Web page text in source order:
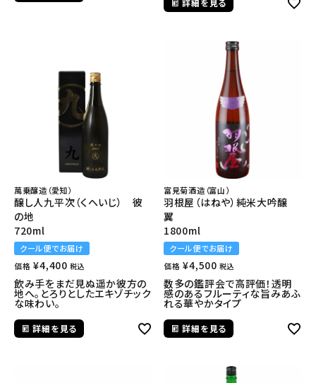
詳細を見る
萬乗醸造（愛知）
醸し人九平次（くへいじ） 彼
の地
720ml
クール便でお届け
価格 ¥4,400 税込
飲み手をまだ見ぬ遥か彼方の
地へ。とろりとしたエキゾチック
な味わい。
詳細を見る
富見菊酒造（富山）
羽根屋（はねや）純米大吟醸
翼
1800ml
クール便でお届け
価格 ¥4,500 税込
数多の鑑評会で高評価！透明
感のあるフルーティな旨みあふ
れる華やかタイプ
詳細を見る